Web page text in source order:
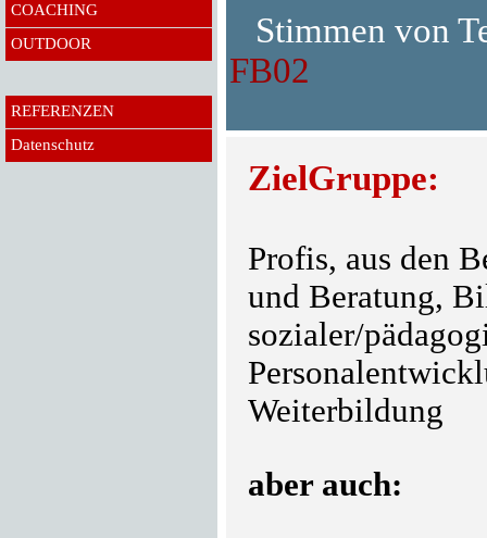
COACHING
OUTDOOR
REFERENZEN
Datenschutz
Stimmen von
FB02
ZielGruppe:
Profis, aus den
und Beratung,
sozialer/
Weiterbildung
aber auch: